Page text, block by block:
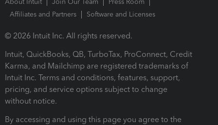
About Intuit Join Our Team
Press Room
Affiliates and Partners
Software and Licenses
© 2026 Intuit Inc. All rights reserved.
Intuit, QuickBooks, QB, TurboTax, ProConnect, Credit
Karma, and Mailchimp are registered trademarks of
Intuit Inc. Terms and conditions, features, support,
pricing, and service options subject to change
without notice.
By accessing and using this page you agree to the